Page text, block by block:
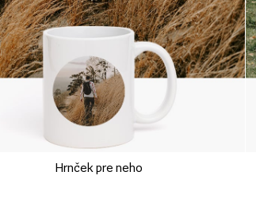
Hrnček pre neho